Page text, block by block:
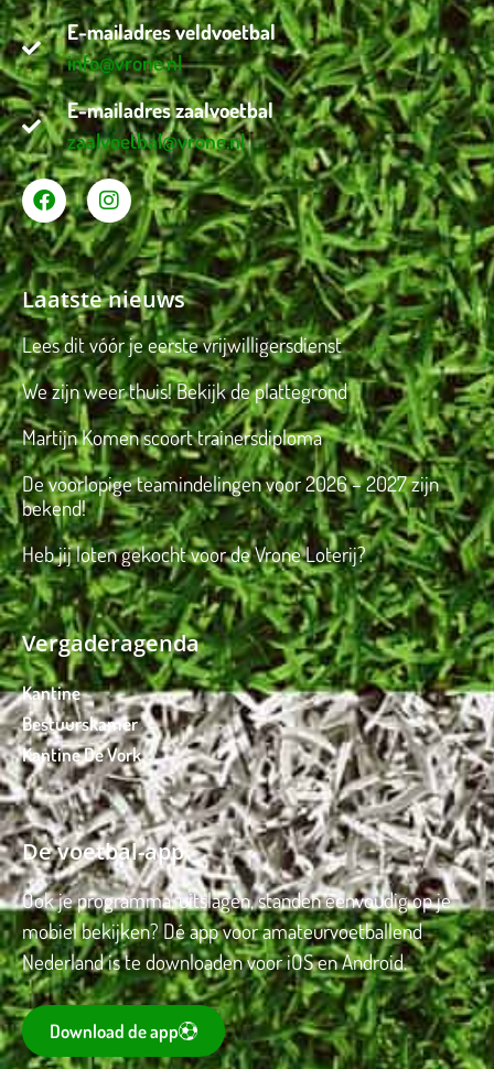
E-mailadres veldvoetbal
info@vrone.nl
E-mailadres zaalvoetbal
zaalvoetbal@vrone.nl
Laatste nieuws
Lees dit vóór je eerste vrijwilligersdienst
We zijn weer thuis! Bekijk de plattegrond
Martijn Komen scoort trainersdiploma
De voorlopige teamindelingen voor 2026 – 2027 zijn
bekend!
Heb jij loten gekocht voor de Vrone Loterij?
Vergaderagenda
Kantine
Bestuurskamer
Kantine De Vork
De voetbal-app
Ook je programma, uitslagen, standen eenvoudig op je
mobiel bekijken? Dé app voor amateurvoetballend
Nederland is te downloaden voor iOS en Android.
Download de app